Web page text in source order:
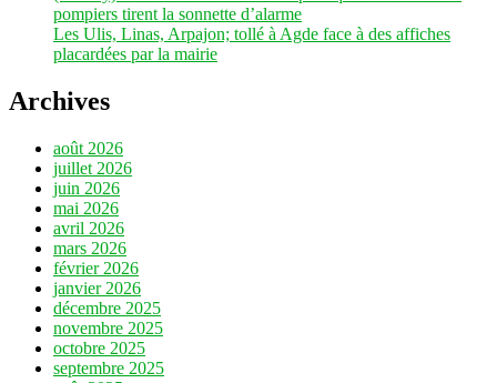
pompiers tirent la sonnette d’alarme
Les Ulis, Linas, Arpajon; tollé à Agde face à des affiches
placardées par la mairie
Archives
août 2026
juillet 2026
juin 2026
mai 2026
avril 2026
mars 2026
février 2026
janvier 2026
décembre 2025
novembre 2025
octobre 2025
septembre 2025